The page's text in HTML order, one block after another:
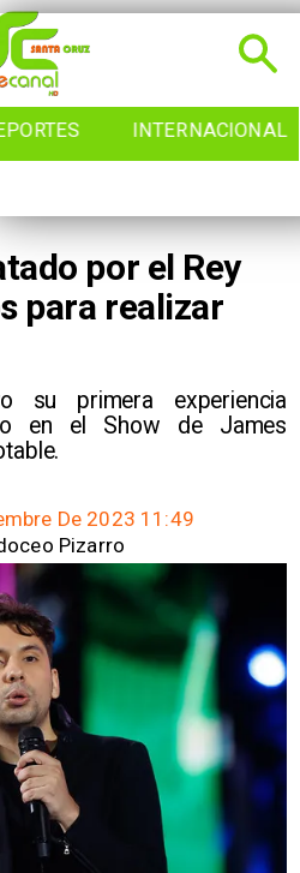
INTERNACIONAL
por el Rey
para realizar
su primera experiencia
en el Show de James
De 2023 11:49
Pizarro